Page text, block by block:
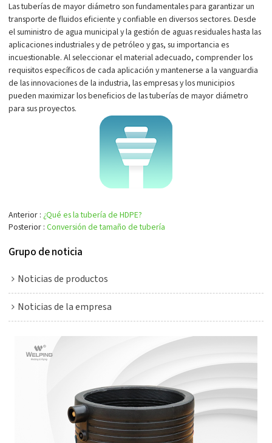
Las tuberías de mayor diámetro son fundamentales para garantizar un
transporte de fluidos eficiente y confiable en diversos sectores. Desde
el suministro de agua municipal y la gestión de aguas residuales hasta las
aplicaciones industriales y de petróleo y gas, su importancia es
incuestionable. Al seleccionar el material adecuado, comprender los
requisitos específicos de cada aplicación y mantenerse a la vanguardia
de las innovaciones de la industria, las empresas y los municipios
pueden maximizar los beneficios de las tuberías de mayor diámetro
para sus proyectos.
Anterior ¿Qué es la tubería de HDPE?
Posterior Conversión de tamaño de tubería
Grupo de noticia
Noticias de productos
Noticias de la empresa